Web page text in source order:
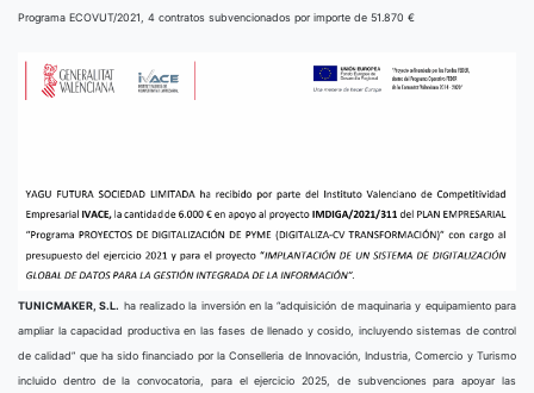
Programa ECOVUT/2021, 4 contratos subvencionados por importe de 51.870 €
TUNICMAKER, S.L. ha realizado la inversión en la “adquisición de maquinaria y equipamiento para
ampliar la capacidad productiva en las fases de llenado y cosido, incluyendo sistemas de control
de calidad” que ha sido financiado por la Conselleria de Innovación, Industria, Comercio y Turismo
incluido dentro de la convocatoria, para el ejercicio 2025, de subvenciones para apoyar las